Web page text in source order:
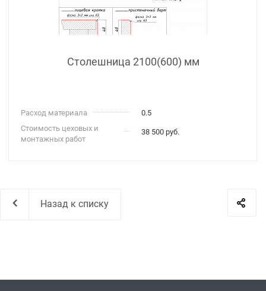
Столешница 2100(600) мм
Расход материала
0.5
Стоимость цеховых и
монтажных работ
38 500 руб.
Назад к списку